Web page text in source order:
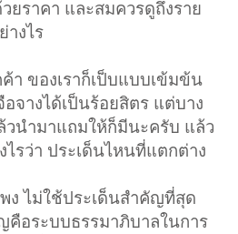
ยราคา และสมควรดูถึงราย
างไร
า ของเราก็เป็บแบบเข้มข้น
จางได้เป็นร้อยสิตร แต่บาง
วนำมาแถมให้ก็มีนะครับ แล้ว
ไรว่า ประเด็นไหนที่แตกต่าง
ง ไม่ใช้ประเด็นสำคัญที่สุด
คือระบบธรรมาภิบาลในการ